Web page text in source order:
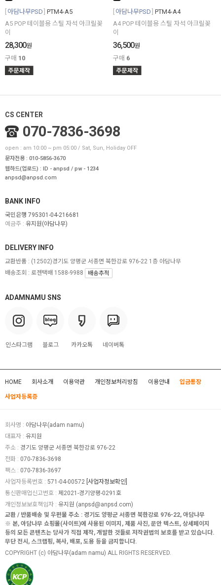
아담나무PSD PTM4-A5
A5 POP 테이블용 스틸 자석 아크릴꽂
이
28,300원
구매 10
아담나무PSD PTM4-A4
A4 POP 테이블용 스틸 자석 아크릴꽂
이
36,500원
구매 6
CS CENTER
070-7836-3698
open : am 10:00 ~ pm 05:00 / Sat, Sun, Holiday OFF
문자전용 : 010-5856-3670
웹하드(업로드) : ID - anpsd / pw - 1234
anpsd@anpsd.com
BANK INFO
국민은행 795301-04-216681
예금주 : 유지원(아담나무)
ADAMNAMU SNS
인스타그램 블로그 카카오톡 네이버톡
DELIVERY INFO
교환반품 : (12502)경기도 양평군 서종면 북한강로 976-22 1층 아담나무
배송조회 : 로젠택배 1588-9988
배송추적
HOME 회사소개 이용약관 개인정보처리방침 이용안내 입금통장
사업자등록증
회사명 : 아담나무(adam namu)
대표자 : 유지원
주소 : 경기도 양평군 서종면 북한강로 976-22
전화 : 070-7836-3698
팩스 : 070-7836-3697
사업자등록번호 : 571-04-00572 [사업자정보확인]
통신판매업신고번호 : 제2021-경기양평-0291호
개인정보보호책임자 : 유지원 (anpsd@anpsd.com)
교환 / 반품배송 및 우편물 주소 : 경기도 양평군 서종면 북한강로 976-22, 아담나무
※ 본, 아담나무 쇼핑몰(사이트)에 사용된 이미지, 제품 사진, 문안 텍스트, 상세페이지
등의 모든 콘텐츠는 당사가 직접 제작, 개발한 것들로 저작권법의 보호를 받고 있습니다.
무단 전시, 스크랩핑, 복사, 배포, 도용 등을 금지합니다.
COPYRIGHT (c) 아담나무(adam namu) ALL RIGHTS RESERVED.